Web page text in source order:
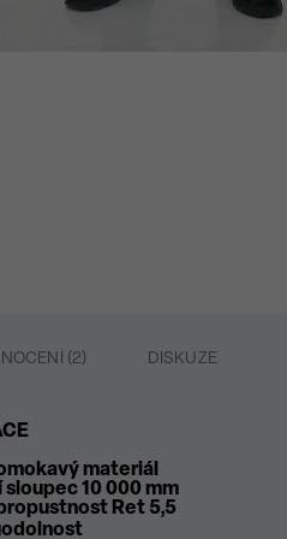
(2) DISKUZE
materiál
sloupec 10 000 mm
Ret 5,5